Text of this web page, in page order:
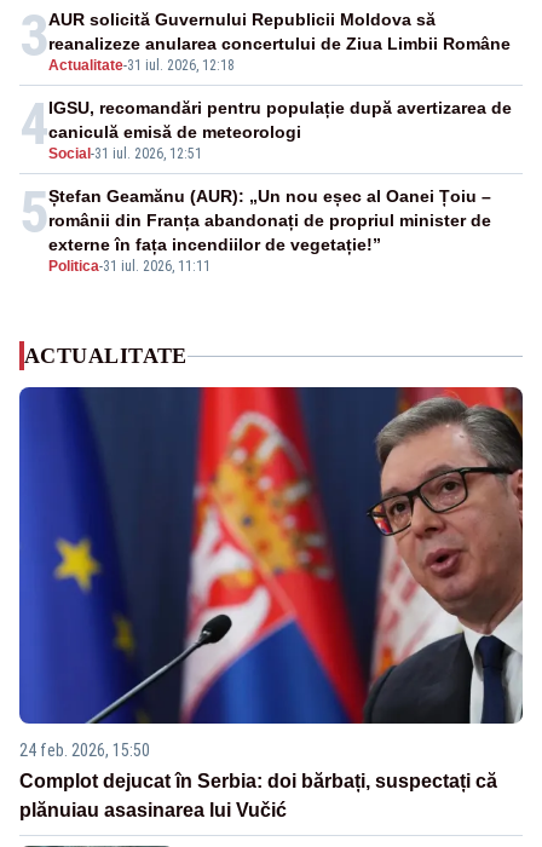
3Actualitate-31 iul. 2026, 12:18
AUR solicită Guvernului Republicii Moldova să
reanalizeze anularea concertului de Ziua Limbii Române
4Social -31 iul. 2026, 12:51
IGSU, recomandări pentru populație după avertizarea de
caniculă emisă de meteorologi
5
Politica-31 iul. 2026, 11:11
Ștefan Geamănu (AUR): „Un nou eșec al Oanei Țoiu –
românii din Franța abandonați de propriul minister de
externe în fața incendiilor de vegetație!”
ACTUALITATE
24 feb. 2026, 15:50
Complot dejucat în Serbia: doi bărbați, suspectați că
plănuiau asasinarea lui Vučić